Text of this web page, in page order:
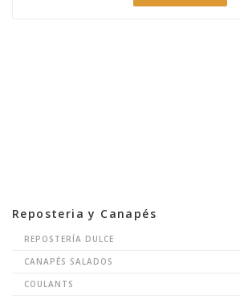
Reposteria y Canapés
REPOSTERÍA DULCE
CANAPÉS SALADOS
COULANTS